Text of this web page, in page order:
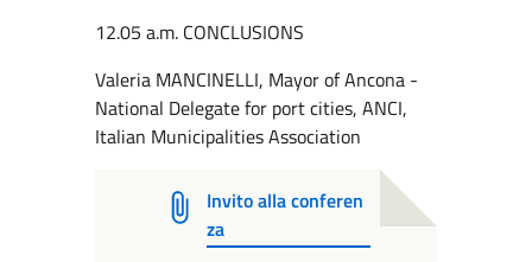
12.05 a.m. CONCLUSIONS
Valeria MANCINELLI, Mayor of Ancona -
National Delegate for port cities, ANCI,
Italian Municipalities Association
Invito alla conferen
za